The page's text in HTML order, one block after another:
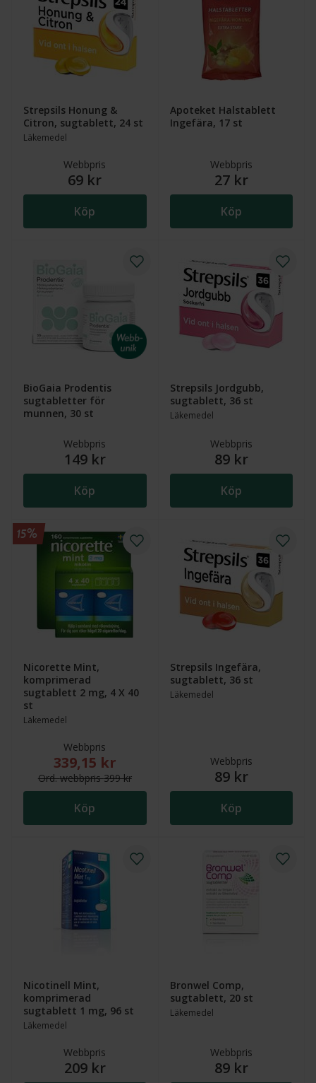
Strepsils Honung &
Citron, sugtablett, 24 st
Läkemedel
Webbpris
69 kr
Köp
Apoteket Halstablett
Ingefära, 17 st
Webbpris
27 kr
Köp
BioGaia Prodentis
sugtabletter för
munnen, 30 st
Webbpris
149 kr
Köp
Strepsils Jordgubb,
sugtablett, 36 st
Läkemedel
Webbpris
89 kr
Köp
Nicorette Mint,
komprimerad
sugtablett 2 mg, 4 X 40
st
Läkemedel
Webbpris
Nytt reducerat pris: 339,15 kr. Ordinarie webbpris
339,15 kr
Ord.webbpris399 kr
Köp
15%
Strepsils Ingefära,
sugtablett, 36 st
Läkemedel
Webbpris
89 kr
Köp
Nicotinell Mint,
komprimerad
sugtablett 1 mg, 96 st
Läkemedel
Webbpris
209 kr
Bronwel Comp,
sugtablett, 20 st
Läkemedel
Webbpris
89 kr